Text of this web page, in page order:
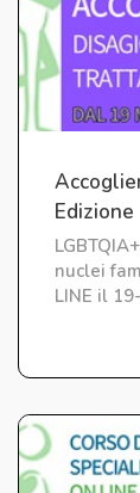
Edizione
nuclei
LINE il